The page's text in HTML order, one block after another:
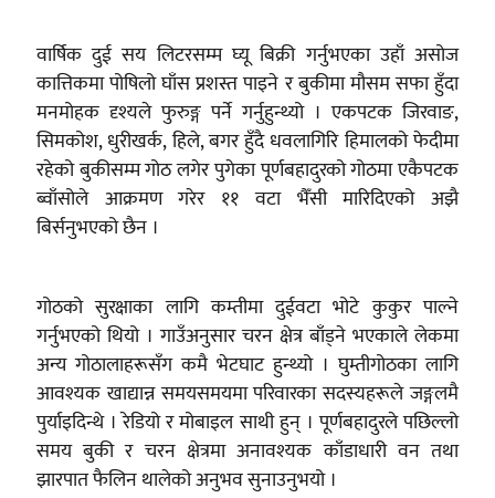
वार्षिक दुई सय लिटरसम्म घ्यू बिक्री गर्नुभएका उहाँ असोज
कात्तिकमा पोषिलो घाँस प्रशस्त पाइने र बुकीमा मौसम सफा हुँदा
मनमोहक दृश्यले फुरुङ्ग पर्ने गर्नुहुन्थ्यो । एकपटक जिरवाङ,
सिमकोश, धुरीखर्क, हिले, बगर हुँदै धवलागिरि हिमालको फेदीमा
रहेको बुकीसम्म गोठ लगेर पुगेका पूर्णबहादुरको गोठमा एकैपटक
ब्वाँसोले आक्रमण गरेर ११ वटा भैँसी मारिदिएको अझै
बिर्सनुभएको छैन ।
गोठको सुरक्षाका लागि कम्तीमा दुईवटा भोटे कुकुर पाल्ने
गर्नुभएको थियो । गाउँअनुसार चरन क्षेत्र बाँड्ने भएकाले लेकमा
अन्य गोठालाहरूसँग कमै भेटघाट हुन्थ्यो । घुम्तीगोठका लागि
आवश्यक खाद्यान्न समयसमयमा परिवारका सदस्यहरूले जङ्गलमै
पुर्याइदिन्थे । रेडियो र मोबाइल साथी हुन् । पूर्णबहादुरले पछिल्लो
समय बुकी र चरन क्षेत्रमा अनावश्यक काँडाधारी वन तथा
झारपात फैलिन थालेको अनुभव सुनाउनुभयो ।